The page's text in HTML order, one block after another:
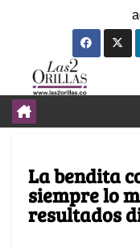
La bendita
siempre lo
resultados